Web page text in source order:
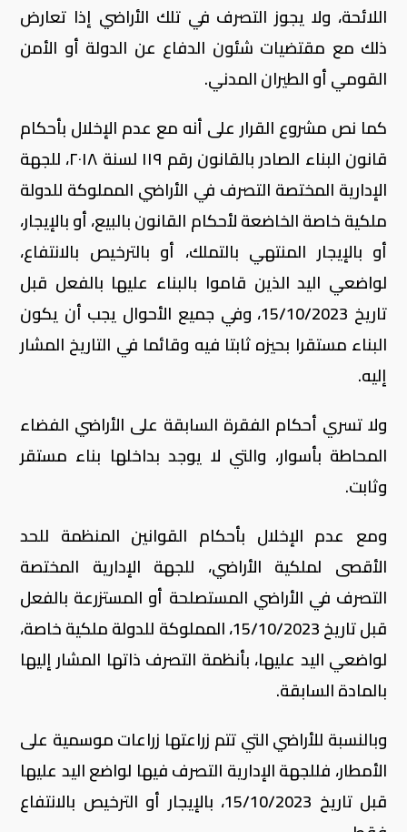
اللائحة، ولا يجوز التصرف في تلك الأراضي إذا تعارض
ذلك مع مقتضيات شئون الدفاع عن الدولة أو الأمن
القومي أو الطيران المدني.
كما نص مشروع القرار على أنه مع عدم الإخلال بأحكام
قانون البناء الصادر بالقانون رقم ۱۱۹ لسنة ۲۰۱۸، للجهة
الإدارية المختصة التصرف في الأراضي المملوكة للدولة
ملكية خاصة الخاضعة لأحكام القانون بالبيع، أو بالإيجار،
أو بالإيجار المنتهي بالتملك، أو بالترخيص بالانتفاع،
لواضعي اليد الذين قاموا بالبناء عليها بالفعل قبل
تاريخ 15/10/2023، وفي جميع الأحوال يجب أن يكون
البناء مستقرا بحيزه ثابتا فيه وقائما في التاريخ المشار
إليه.
ولا تسري أحكام الفقرة السابقة على الأراضي الفضاء
المحاطة بأسوار، والتي لا يوجد بداخلها بناء مستقر
وثابت.
ومع عدم الإخلال بأحكام القوانين المنظمة للحد
الأقصى لملكية الأراضي، للجهة الإدارية المختصة
التصرف في الأراضي المستصلحة أو المستزرعة بالفعل
قبل تاريخ 15/10/2023، المملوكة للدولة ملكية خاصة،
لواضعي اليد عليها، بأنظمة التصرف ذاتها المشار إليها
بالمادة السابقة.
وبالنسبة للأراضي التي تتم زراعتها زراعات موسمية على
الأمطار، فللجهة الإدارية التصرف فيها لواضع اليد عليها
قبل تاريخ 15/10/2023، بالإيجار أو الترخيص بالانتفاع